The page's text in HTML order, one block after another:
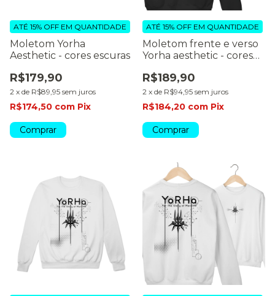
Moletom Yorha
Aesthetic - cores escuras
R$179,90
2 x de R$89,95 sem juros
ATÉ 15% OFF EM QUANTIDADE
R$174,50 com Pix
Comprar
Moletom frente e verso
Yorha aesthetic - cores
R$189,90
2 x de R$94,95 sem juros
ATÉ 15% OFF EM QUANTIDADE
R$184,20 com Pix
Comprar